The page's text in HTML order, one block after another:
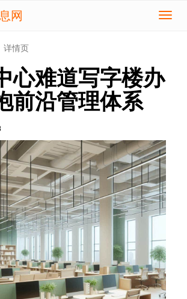
切
网
详情页
心难道写字楼办
前沿管理体系